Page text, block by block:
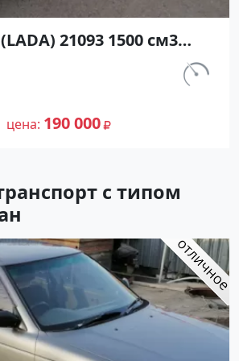
21093 1500 см3
Бензин инжектор в
цвет Белый Хетчбэк
190000 рублей,
№26916 на сайте
км.
цена 190 000
с типом